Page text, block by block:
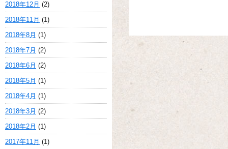
2018年12月 (2)
2018年11月 (1)
2018年8月 (1)
2018年7月 (2)
2018年6月 (2)
2018年5月 (1)
2018年4月 (1)
2018年3月 (2)
2018年2月 (1)
2017年11月 (1)